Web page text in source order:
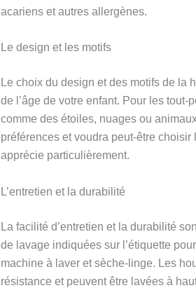
acariens et autres allergènes.
Le design et les motifs
Le choix du design et des motifs de la
de l’âge de votre enfant. Pour les
comme des étoiles, nuages ou
préférences et voudra peut-être choisir
apprécie particulièrement.
L’entretien et la durabilité
La facilité d’entretien et la durabilité
de lavage indiquées sur l’étiquette
machine à laver et sèche-linge. Les
résistance et peuvent être lavées à